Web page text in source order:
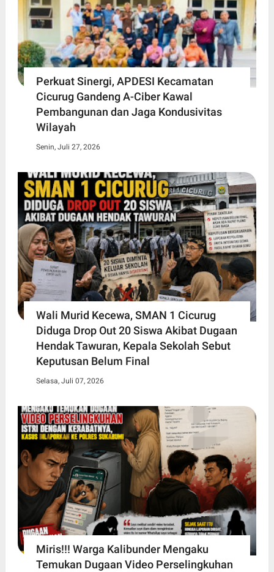
Perkuat Sinergi, APDESI Kecamatan
Cicurug Gandeng A-Ciber Kawal
Pembangunan dan Jaga Kondusivitas
Wilayah
Senin, Juli 27, 2026
Wali Murid Kecewa, SMAN 1 Cicurug
Diduga Drop Out 20 Siswa Akibat Dugaan
Hendak Tawuran, Kepala Sekolah Sebut
Keputusan Belum Final
Selasa, Juli 07, 2026
Miris!!! Warga Kalibunder Mengaku
Temukan Dugaan Video Perselingkuhan